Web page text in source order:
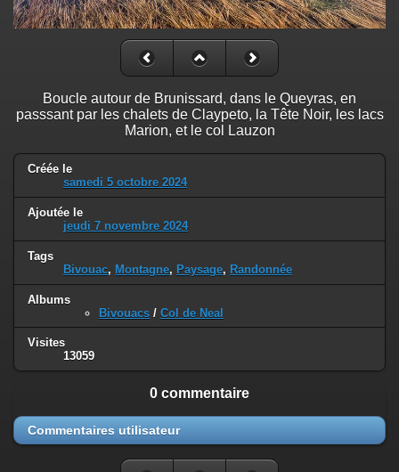
Boucle autour de Brunissard, dans le Queyras, en
passsant par les chalets de Claypeto, la Tête Noir, les lacs
Marion, et le col Lauzon
Créée le
samedi 5 octobre 2024
Ajoutée le
jeudi 7 novembre 2024
Tags
Bivouac, Montagne, Paysage, Randonnée
Albums
Bivouacs / Col de Neal
Visites
13059
0 commentaire
Commentaires utilisateur